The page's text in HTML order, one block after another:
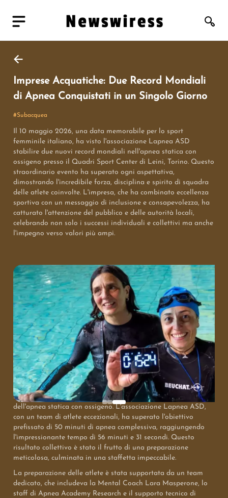
Imprese Acquatiche: Due Record Mondiali
di Apnea Conquistati in un Singolo Giorno
#Subacquea
Il 10 maggio 2026, una data memorabile per lo sport
femminile italiano, ha visto l'associazione Lapnea ASD
stabilire due nuovi record mondiali nell'apnea statica con
ossigeno presso il Quadri Sport Center di Leini, Torino. Questo
straordinario evento ha superato ogni aspettativa,
dimostrando l'incredibile forza, disciplina e spirito di squadra
delle atlete coinvolte. L'impresa, che ha combinato eccellenza
sportiva con un messaggio di inclusione e consapevolezza, ha
catturato l'attenzione del pubblico e delle autorità locali,
celebrando non solo i successi individuali e collettivi ma anche
l'impegno verso valori più ampi.
La mattinata del 10 maggio 2026, in occasione della festa
della mamma, ha segnato un capitolo importante nello sport.
Il Quadri Sport Center di Leini, sotto la direzione di Marco
Fantini, ha ospitato un evento che ha riscritto le regole
dell'apnea statica con ossigeno. L'associazione Lapnea ASD,
con un team di atlete eccezionali, ha superato l'obiettivo
prefissato di 50 minuti di apnea complessiva, raggiungendo
l'impressionante tempo di 56 minuti e 31 secondi. Questo
risultato collettivo è stato il frutto di una preparazione
meticolosa, culminata in una staffetta impeccabile.
La preparazione delle atlete è stata supportata da un team
dedicato, che includeva la Mental Coach Lara Masperone, lo
staff di Apnea Academy Research e il supporto tecnico di